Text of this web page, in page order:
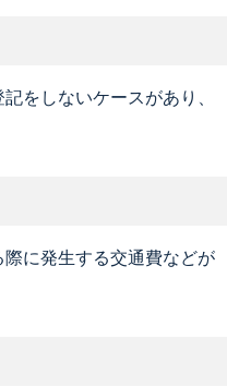
をしないケースがあり、
に発生する交通費などが